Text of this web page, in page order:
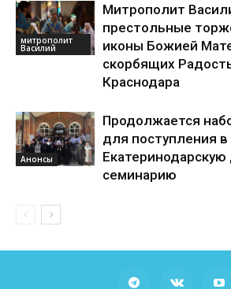
митрополит
Василий
Митрополит
престольные
иконы Божией
скорбящих
Краснодара
Анонсы
Продолжается
для поступления в
Екатеринодарскую
семинарию